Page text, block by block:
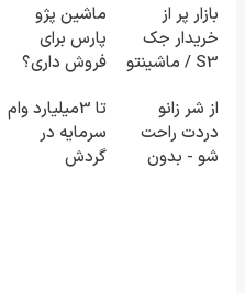
بازار پر از
خریدار جک
S3 / ماشینتو
بفروش
ماشین پژو
پارس برای
فروش داری؟
بفروشش
از شر زانو
دردت راحت
شو - بدون
تا 3میلیارد وام
سرمایه در
گردش